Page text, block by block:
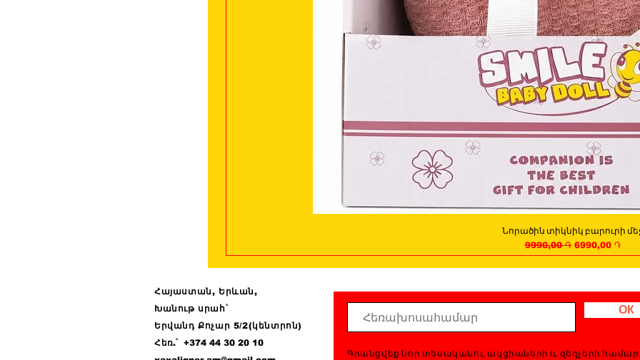
Quick View
Նորածին տիկնիկ բարուրի
Regular Price
9990,00 ֏ Sale Price
6990,00 ֏
Հայաստան, Երևան,
Խանութ սրահ՝
Երվանդ Քոչար 5/2(կենտրոն)
Հեռ.՝ +374 4430 20 10
ОК
Գրանցվեք նոր տեսականու, ակցիաների և զեղչերի